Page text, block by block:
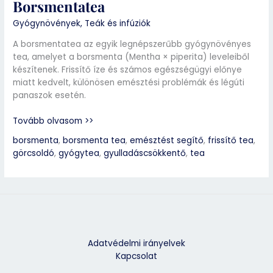
Borsmentatea
Gyógynövények, Teák és infúziók
A borsmentatea az egyik legnépszerűbb gyógynövényes
tea, amelyet a borsmenta (Mentha × piperita) leveleiből
készítenek. Frissítő íze és számos egészségügyi előnye
miatt kedvelt, különösen emésztési problémák és légúti
panaszok esetén.
Tovább olvasom >>
borsmenta,borsmenta tea,emésztést segítő, frissítő tea,
görcsoldó,gyógytea,gyulladáscsökkentő, tea
Adatvédelmi irányelvek
Kapcsolat